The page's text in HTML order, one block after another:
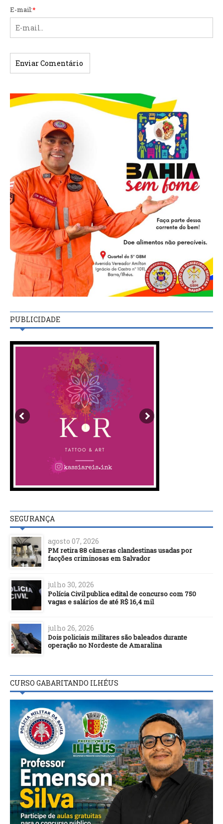
E-mail:*
PUBLICIDADE
SEGURANÇA
agosto 07, 2026
PM retira 88 câmeras clandestinas usadas por
facções criminosas em Salvador
julho 30, 2026
Polícia Civil publica edital de concurso com 750
vagas e salários de até R$ 16,4 mil
julho 26, 2026
Dois policiais militares são baleados durante
operação no Nordeste de Amaralina
CURSO GABARITANDO ILHÉUS